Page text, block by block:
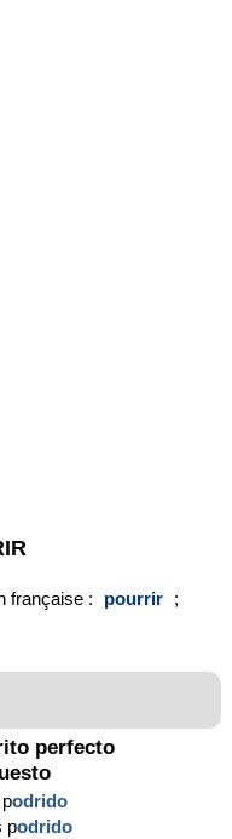
française : pourrir ;
perfecto
odrido
podrido